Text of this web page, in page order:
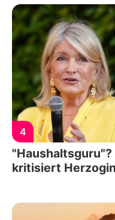
4
kritisiert